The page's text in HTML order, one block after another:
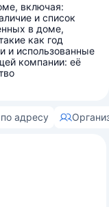
включая:
и список
в доме,
как год
и использованные
компании: её
адресу